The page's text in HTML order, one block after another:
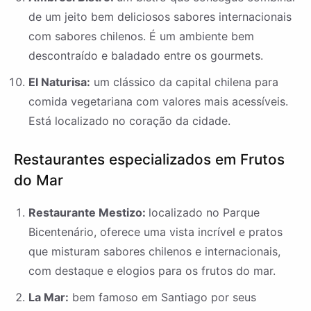
de um jeito bem deliciosos sabores internacionais
com sabores chilenos. É um ambiente bem
descontraído e baladado entre os gourmets.
El Naturisa: um clássico da capital chilena para
comida vegetariana com valores mais acessíveis.
Está localizado no coração da cidade.
Restaurantes especializados em Frutos
do Mar
Restaurante Mestizo: localizado no Parque
Bicentenário, oferece uma vista incrível e pratos
que misturam sabores chilenos e internacionais,
com destaque e elogios para os frutos do mar.
La Mar: bem famoso em Santiago por seus